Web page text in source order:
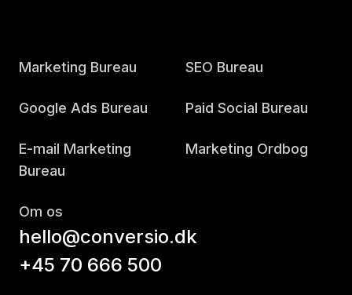
Marketing Bureau SEO Bureau
Google Ads Bureau Paid Social Bureau
E-mail Marketing
Bureau
Marketing Ordbog
Om os
hello@conversio.dk
+45 70 666 500